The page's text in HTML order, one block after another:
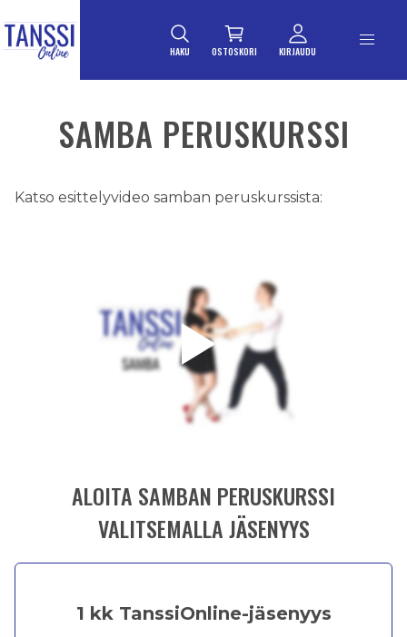
HAKU OSTOSKORI KIRJAUDU
SAMBA PERUSKURSSI
Katso esittelyvideo samban peruskurssista:
ALOITA SAMBAN PERUSKURSSI
VALITSEMALLA JÄSENYYS
1 kk TanssiOnline-jäsenyys